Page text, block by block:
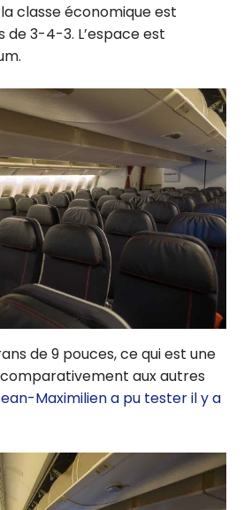
classe économique est
3-4-3. L’espace est
de 9 pouces, ce qui est une
aux autres
Maximilien a pu tester il y a